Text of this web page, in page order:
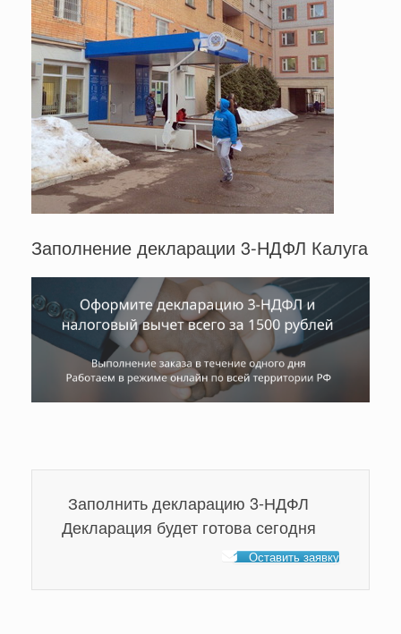
Заполнение декларации 3-НДФЛ Калуга
Заполнить декларацию 3-НДФЛ
Декларация будет готова сегодня
Оставить заявку